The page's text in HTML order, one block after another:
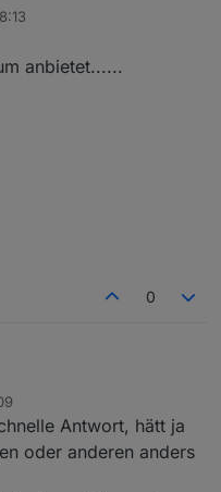
anbietet......
0
Antwort, hätt ja
oder anderen anders